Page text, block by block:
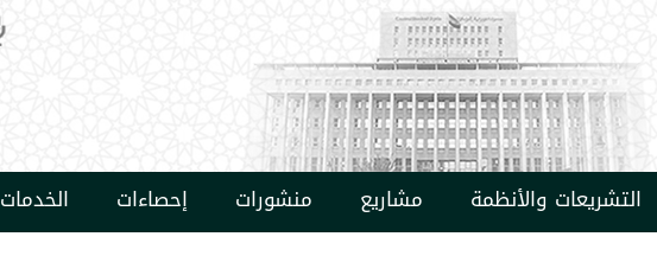
التشريعات والأنظمة مشاريع منشورات إحصاءات الخدمات